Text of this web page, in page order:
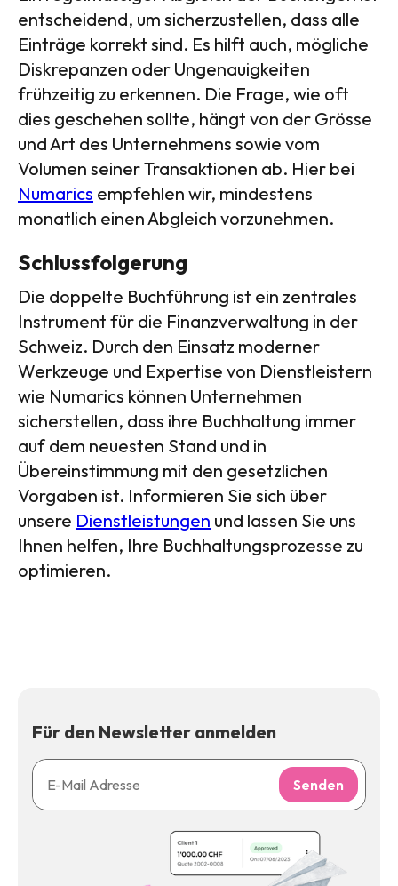
entscheidend, um sicherzustellen, dass alle
Einträge korrekt sind. Es hilft auch, mögliche
Diskrepanzen oder Ungenauigkeiten
frühzeitig zu erkennen. Die Frage, wie oft
dies geschehen sollte, hängt von der Grösse
und Art des Unternehmens sowie vom
Volumen seiner Transaktionen ab. Hier bei
Numarics empfehlen wir, mindestens
monatlich einen Abgleich vorzunehmen.
Schlussfolgerung
Die doppelte Buchführung ist ein zentrales
Instrument für die Finanzverwaltung in der
Schweiz. Durch den Einsatz moderner
Werkzeuge und Expertise von Dienstleistern
wie Numarics können Unternehmen
sicherstellen, dass ihre Buchhaltung immer
auf dem neuesten Stand und in
Übereinstimmung mit den gesetzlichen
Vorgaben ist. Informieren Sie sich über
unsere Dienstleistungen und lassen Sie uns
Ihnen helfen, Ihre Buchhaltungsprozesse zu
optimieren.
Für den Newsletter anmelden
Senden